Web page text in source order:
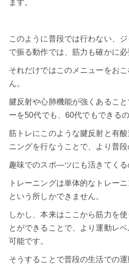
ます。
このように普段では行わない、
で振る動作では、筋力も確かに必
それだけではこのメニューをお
ん。
腱反射や心肺機能が強くあるこ
ーを50代でも、60代でもできるの
筋トレにこのような腱反射と有
ニングを行なうことで、より普
趣味でのスポ―ツにも活きてくる
トレーニングは単体的なトレー
という所しかできません。
しかし、本来はここから筋力を
とができることで、より運動レ
可能です。
そうすることで普段の生活での運